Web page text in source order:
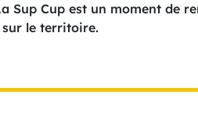
Sup Cup est un moment de
le territoire.